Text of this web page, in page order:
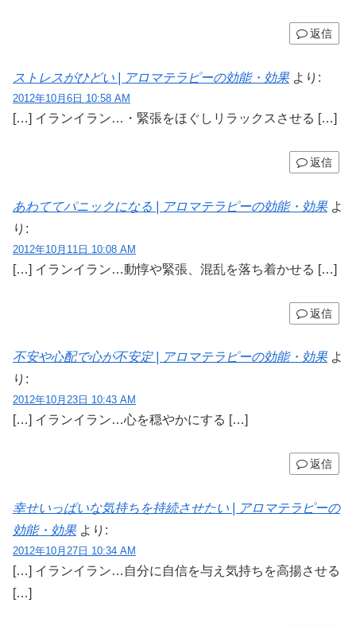
返信
ストレスがひどい | アロマテラピーの効能・効果 より:
2012年10月6日 10:58 AM
[…] イランイラン…・緊張をほぐしリラックスさせる […]
返信
あわててパニックになる | アロマテラピーの効能・効果 よ
り:
2012年10月11日 10:08 AM
[…] イランイラン…動惇や緊張、混乱を落ち着かせる […]
返信
不安や心配で心が不安定 | アロマテラピーの効能・効果 よ
り:
2012年10月23日 10:43 AM
[…] イランイラン…心を穏やかにする […]
返信
幸せいっぱいな気持ちを持続させたい | アロマテラピーの
効能・効果 より:
2012年10月27日 10:34 AM
[…] イランイラン…自分に自信を与え気持ちを高揚させる
[…]